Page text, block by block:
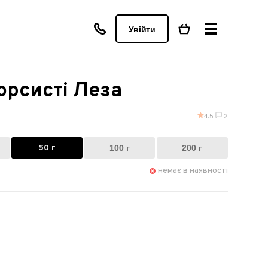
Увійти
Леза
4.5 2
50 г 100 г 200 г
немає в наявності